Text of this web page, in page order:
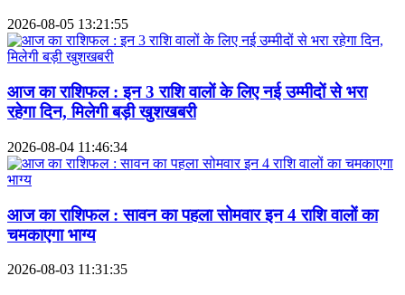
2026-08-05 13:21:55
आज का राशिफल : इन 3 राशि वालों के लिए नई उम्मीदों से भरा
रहेगा दिन, मिलेगी बड़ी खुशखबरी
2026-08-04 11:46:34
आज का राशिफल : सावन का पहला सोमवार इन 4 राशि वालों का
चमकाएगा भाग्य
2026-08-03 11:31:35